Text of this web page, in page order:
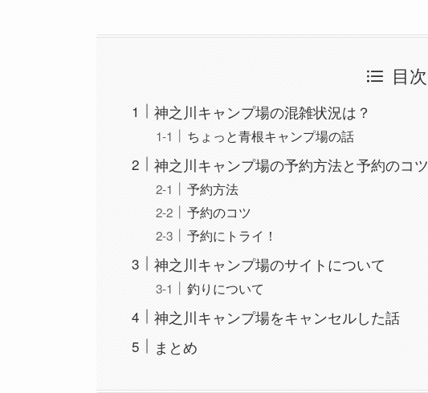
目次
神之川キャンプ場の混雑状況は？
ちょっと青根キャンプ場の話
神之川キャンプ場の予約方法と予約のコツ
予約方法
予約のコツ
予約にトライ！
神之川キャンプ場のサイトについて
釣りについて
神之川キャンプ場をキャンセルした話
まとめ